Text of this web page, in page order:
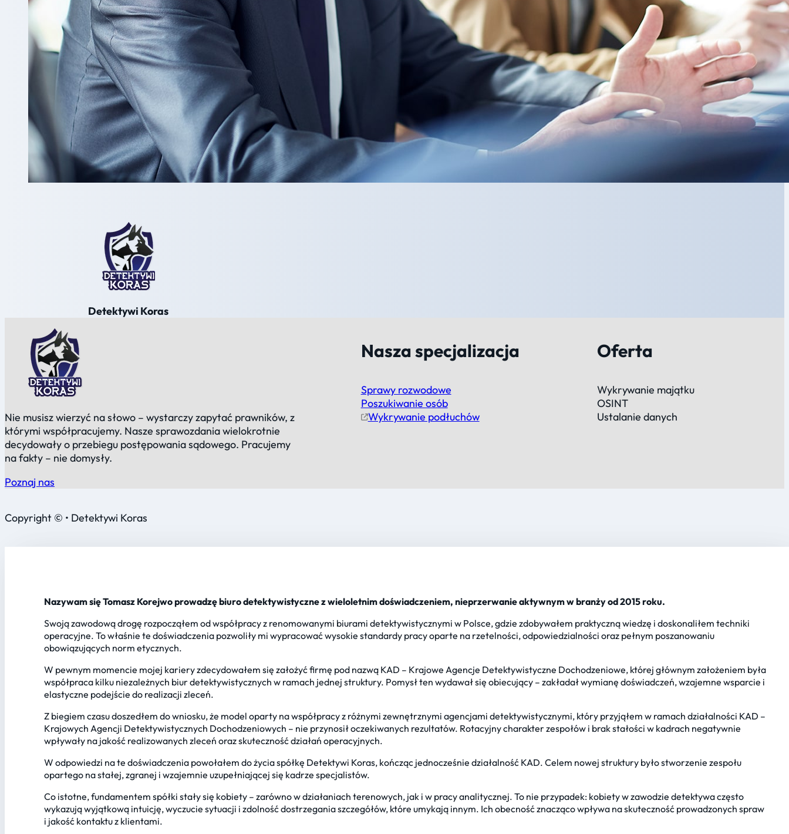
Detektywi Koras
Nie musisz wierzyć na słowo – wystarczy zapytać prawników, z
którymi współpracujemy. Nasze sprawozdania wielokrotnie
decydowały o przebiegu postępowania sądowego. Pracujemy
na fakty – nie domysły.
Poznaj nas
Nasza specjalizacja
Sprawy rozwodowe
Poszukiwanie osób
Wykrywanie podłuchów
Oferta
Wykrywanie majątku
OSINT
Ustalanie danych
Copyright © • Detektywi Koras
Nazywam się Tomasz Korejwo prowadzę biuro detektywistyczne z wieloletnim doświadczeniem, nieprzerwanie aktywnym w branży od 2015 roku.
Swoją zawodową drogę rozpocząłem od współpracy z renomowanymi biurami detektywistycznymi w Polsce, gdzie zdobywałem praktyczną wiedzę i doskonaliłem techniki
operacyjne. To właśnie te doświadczenia pozwoliły mi wypracować wysokie standardy pracy oparte na rzetelności, odpowiedzialności oraz pełnym poszanowaniu
obowiązujących norm etycznych.
W pewnym momencie mojej kariery zdecydowałem się założyć firmę pod nazwą KAD – Krajowe Agencje Detektywistyczne Dochodzeniowe, której głównym założeniem była
współpraca kilku niezależnych biur detektywistycznych w ramach jednej struktury. Pomysł ten wydawał się obiecujący – zakładał wymianę doświadczeń, wzajemne wsparcie i
elastyczne podejście do realizacji zleceń.
Z biegiem czasu doszedłem do wniosku, że model oparty na współpracy z różnymi zewnętrznymi agencjami detektywistycznymi, który przyjąłem w ramach działalności KAD –
Krajowych Agencji Detektywistycznych Dochodzeniowych – nie przynosił oczekiwanych rezultatów. Rotacyjny charakter zespołów i brak stałości w kadrach negatywnie
wpływały na jakość realizowanych zleceń oraz skuteczność działań operacyjnych.
W odpowiedzi na te doświadczenia powołałem do życia spółkę Detektywi Koras, kończąc jednocześnie działalność KAD. Celem nowej struktury było stworzenie zespołu
opartego na stałej, zgranej i wzajemnie uzupełniającej się kadrze specjalistów.
Co istotne, fundamentem spółki stały się kobiety – zarówno w działaniach terenowych, jak i w pracy analitycznej. To nie przypadek: kobiety w zawodzie detektywa często
wykazują wyjątkową intuicję, wyczucie sytuacji i zdolność dostrzegania szczegółów, które umykają innym. Ich obecność znacząco wpływa na skuteczność prowadzonych spraw
i jakość kontaktu z klientami.